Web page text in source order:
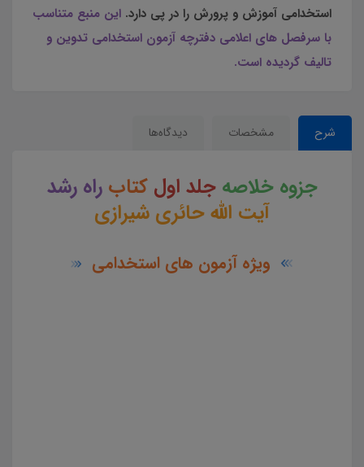
استخدامی آموزش و پرورش را در پی دارد. این منبع متناسب
با سرفصل های اعلامی دفترچه آزمون استخدامی تدوین و
تالیف گردیده است.
شرح مشخصات دیدگاه‌ها
جزوه خلاصهجلد اولکتابراه رشد
آیت الله حائری شیرازی
ویژه آزمون های استخدامی